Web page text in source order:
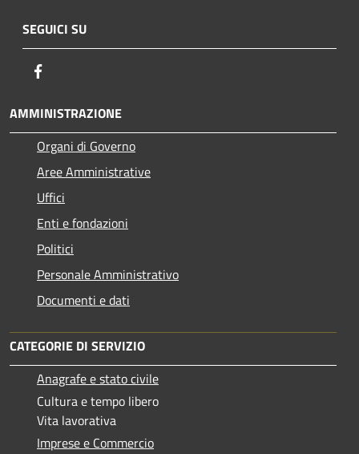
SEGUICI SU
AMMINISTRAZIONE
Organi di Governo
Aree Amministrative
Uffici
Enti e fondazioni
Politici
Personale Amministrativo
Documenti e dati
CATEGORIE DI SERVIZIO
Anagrafe e stato civile
Cultura e tempo libero
Vita lavorativa
Imprese e Commercio